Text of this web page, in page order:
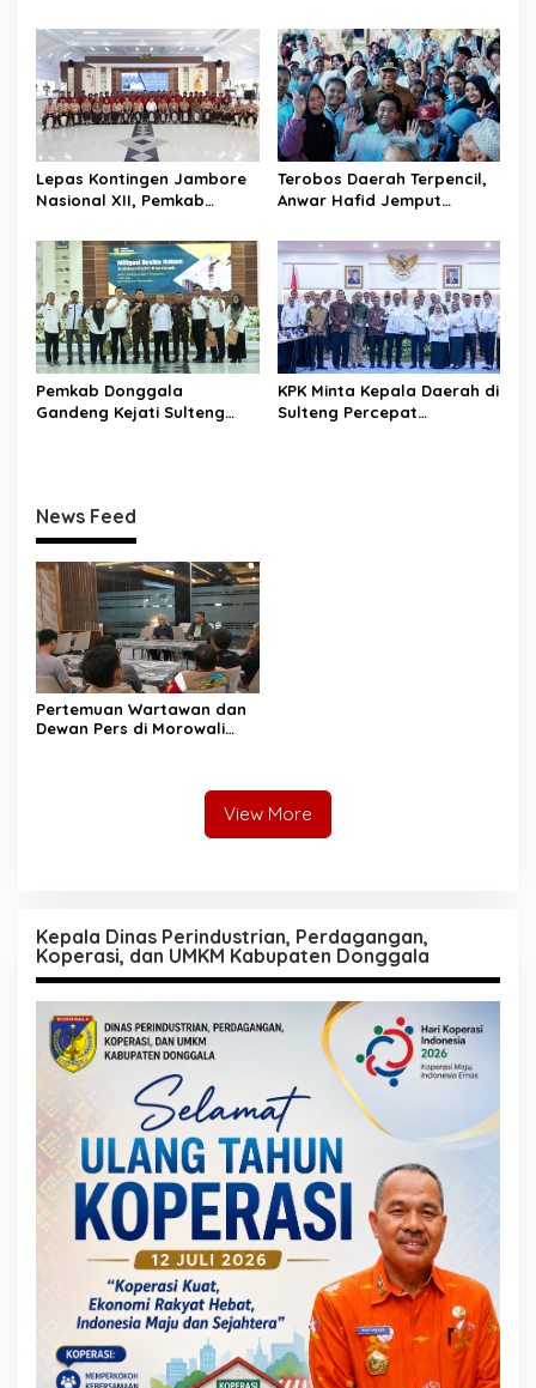
dan Peningkatan
Kompetensi Jurnalis
Selamatkan Generasi Emas
Lepas Kontingen Jambore
Nasional XII, Pemkab
Pramuka Jadi Duta
Karakter dan Kebanggaan
Daerah
Terobos Daerah Terpencil,
Anwar Hafid Jemput
“Tak Boleh Ada Wilayah
yang Tertinggal”
Pemkab Donggala
Gandeng Kejati Sulteng
KPK Minta Kepala Daerah di
Sulteng Percepat
News Feed
Pertemuan Wartawan dan
Dewan Pers di Morowali
View More
Kepala Dinas Perindustrian, Perdagangan,
Koperasi, dan UMKM Kabupaten Donggala